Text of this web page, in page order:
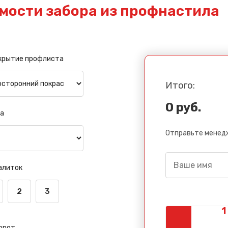
забора из профнастила
профлиста
2 3
Итого:
0 руб.
Отправьте